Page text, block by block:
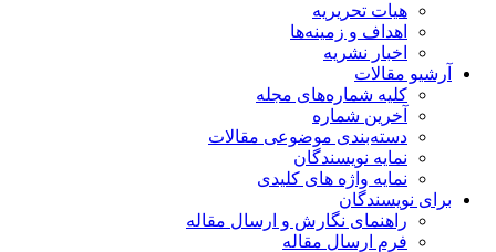
هیات تحریریه
اهداف و زمینه‌ها
اخبار نشریه
آرشیو مقالات
کلیه شماره‌های مجله
آخرین شماره
دسته‌بندی موضوعی مقالات
نمایه نویسندگان
نمایه واژه های کلیدی
برای نویسندگان
راهنمای نگارش و ارسال مقاله
فرم ارسال مقاله